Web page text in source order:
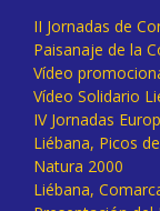
II Jornadas de
Paisanaje de la
Vídeo
Vídeo Solidario
IV Jornadas
Liébana, Picos
Natura 2000
Liébana,